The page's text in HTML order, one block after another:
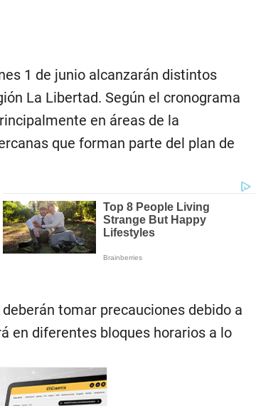
1 de junio alcanzarán distintos
La Libertad. Según el cronograma
en áreas de la
que forman parte del plan de
tomar precauciones debido a
en diferentes bloques horarios a lo